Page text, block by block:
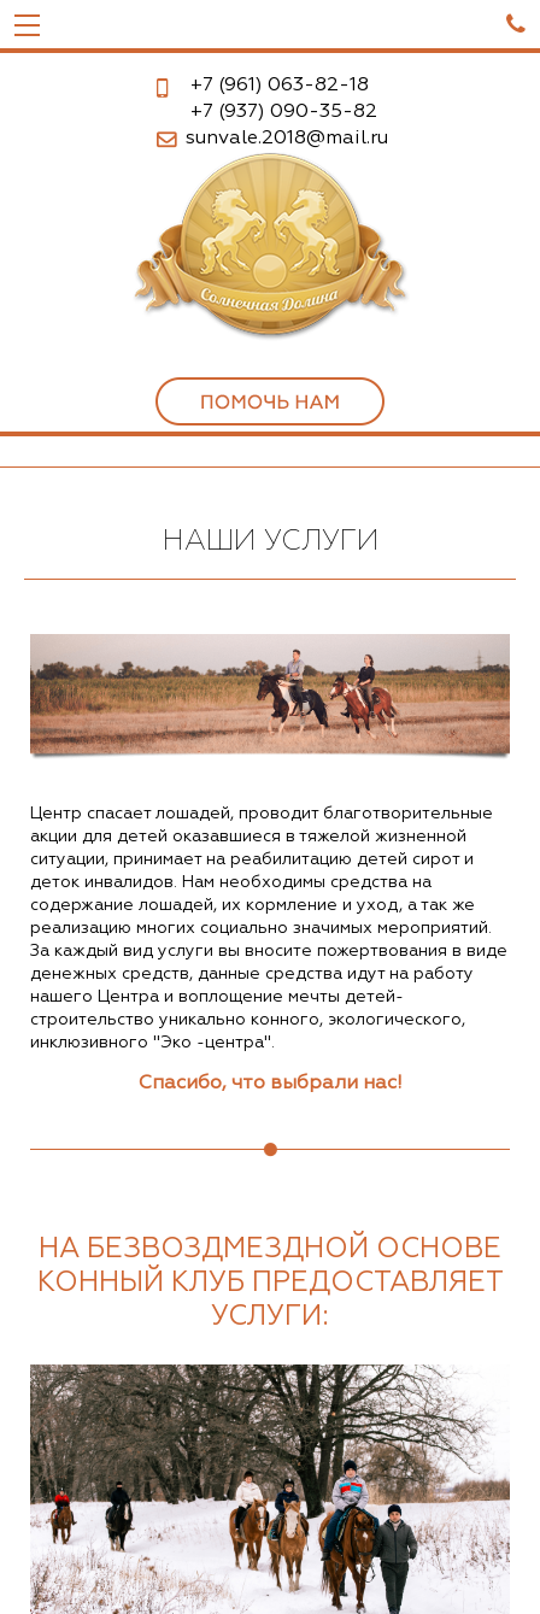

+7 (961) 063-82-18
+7 (937) 090-35-82
sunvale.2018@mail.ru
НАШИ УСЛУГИ
Центр спасает лошадей, проводит благотворительные
акции для детей оказавшиеся в тяжелой жизненной
ситуации, принимает на реабилитацию детей сирот и
деток инвалидов. Нам необходимы средства на
содержание лошадей, их кормление и уход, а так же
реализацию многих социально значимых мероприятий.
За каждый вид услуги вы вносите пожертвования в виде
денежных средств, данные средства идут на работу
нашего Центра и воплощение мечты детей-
строительство уникально конного, экологического,
инклюзивного "Эко -центра".
Спасибо, что выбрали нас!
НА БЕЗВОЗДМЕЗДНОЙ ОСНОВЕ
КОННЫЙ КЛУБ ПРЕДОСТАВЛЯЕТ
УСЛУГИ: